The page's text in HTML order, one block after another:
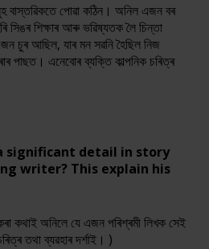
বাস্তৱিকতে পোৱা কঠিন। অনিল এজন বৰ
সিঙৰ শিক্ষাৰ আৰু ভৱিষ্যতক লৈ চিন্তা
চুৰ আছিল, যাৰ মন সৱনি হৈছিল নিজ
পাছত। এনেবোৰ ব্যক্তি কাল্পনিক চৰিত্ৰ
significant detail in story
writer? This explain his
কথাই অনিলে যে এজন পৰিশ্ৰমী লিখক সেই
তথা ব্যৱহাৰ দৰ্শাই। )